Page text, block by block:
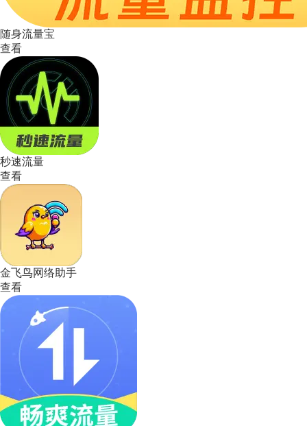
随身流量宝
查看
秒速流量
查看
金飞鸟网络助手
查看